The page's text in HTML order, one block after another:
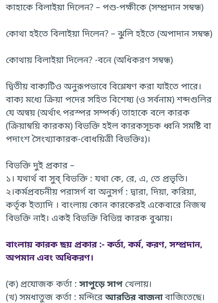
কাহাকে বিলাইয়া দিলেন? – পশু-পক্ষীকে (সম্প্রদান সম্বন্ধ)
কোথা হইতে বিলাইয়া দিলেন? – ঝুলি হইতে (অপাদান সম্বন্ধ)
কোথায় বিলাইয়া দিলেন? -বনে (অধিকরণ সম্বন্ধ)
দ্বিতীয় বাক্যটিও অনুরূপভাবে বিশ্লেষণ করা যাইতে পারে।
বাক্য মধ্যে ক্রিয়া পদের সহিত বিশেষ্য (ও সর্বনাম) শব্দগুলির
যে অন্বয় (অর্থাৎ পরস্পর সম্পর্ক) তাহাকে বলে কারক
(ক্রিয়াম্বয়ি কারকম) বিভক্তি হইল কারকসূচক ধ্বনি সমষ্টি বা
পদাংশ সৈংখ্যাকারক-বোধয়িত্রী বিভক্তিঃ)।
বিভক্তি দুই প্রকার –
১। যথার্থ বা সুব্ বিভক্তি : যথা কে, রে, এ, তে প্রভৃতি।
২।কর্মপ্রবচনীয় পরাসর্গ বা অনুসর্গ : দ্বারা, দিয়া, করিয়া,
কর্তৃক ইত্যাদি । বাংলায় কোন কারকেরই একেবারে নিজস্ব
বিভক্তি নাই। একই বিভক্তি বিভিন্ন কারক বুঝায়।
বাংলায় কারক ছয় প্রকার :- কর্তা, কর্ম, করণ, সম্প্রদান,
অপমান এবং অধিকরণ।
(ক) প্রযোজক কর্তা :সাপুড়ে সাপ খেলায়।
(খ) সমধাতুজ কর্তা : মন্দিরেআরতির বাজনাবাজিতেছে।